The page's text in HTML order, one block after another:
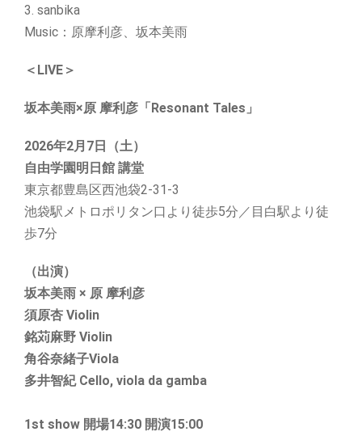
3. sanbika
Music：原摩利彦、坂本美雨
＜LIVE＞
坂本美雨×原 摩利彦「Resonant Tales」
2026年2月7日（土）
自由学園明日館 講堂
東京都豊島区西池袋2-31-3
池袋駅メトロポリタン口より徒歩5分／目白駅より徒
歩7分
（出演）
坂本美雨 × 原 摩利彦
須原杏 Violin
銘苅麻野 Violin
角谷奈緒子Viola
多井智紀 Cello, viola da gamba
1st show 開場14:30 開演15:00